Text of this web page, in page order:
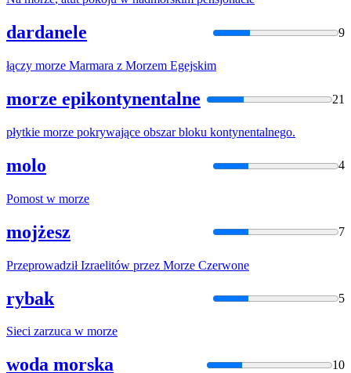
dardanele 9
łączy morze Marmara z Morzem Egejskim
morze epikontynentalne 21
płytkie morze pokrywające obszar bloku kontynentalnego.
molo 4
Pomost w morze
mojżesz 7
Przeprowadził Izraelitów przez Morze Czerwone
rybak 5
Sieci zarzuca w morze
woda morska 10